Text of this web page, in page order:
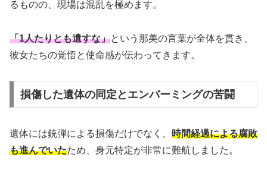
るものの、現場は混乱を極めます。
「1人たりとも遺すな」という那美の言葉が全体を貫き、
彼女たちの覚悟と使命感が伝わってきます。
損傷した遺体の同定とエンバーミングの苦闘
遺体には銃弾による損傷だけでなく、 時間経過による腐敗
も進んでいたため、身元特定が非常に難航しました。